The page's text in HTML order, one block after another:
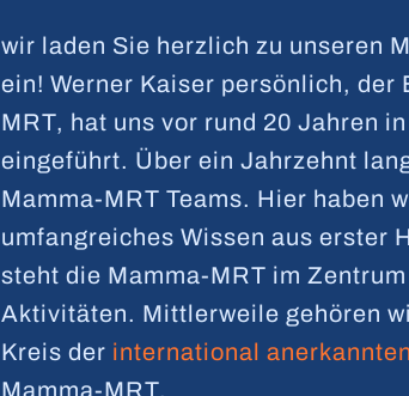
wir laden Sie herzlich zu unseren
ein! Werner Kaiser persönlich, der
MRT, hat uns vor rund 20 Jahren
eingeführt. Über ein Jahrzehnt
Mamma-MRT Teams. Hier haben
umfangreiches Wissen aus erster
steht die Mamma-MRT im
Aktivitäten. Mittlerweile gehören
Kreis der international anerkannten
Mamma-MRT.